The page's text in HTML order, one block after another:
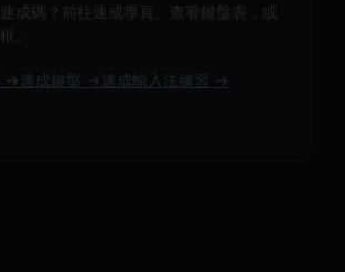
速成碼？前往速成專頁、查看鍵盤表，或
。
→ 速成鍵盤 → 速成輸入法練習 →